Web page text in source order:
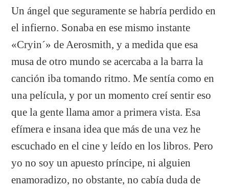
Un ángel que seguramente se habría perdido en
el infierno. Sonaba en ese mismo instante
«Cryin´» de Aerosmith, y a medida que esa
musa de otro mundo se acercaba a la barra la
canción iba tomando ritmo. Me sentía como en
una película, y por un momento creí sentir eso
que la gente llama amor a primera vista. Esa
efímera e insana idea que más de una vez he
escuchado en el cine y leído en los libros. Pero
yo no soy un apuesto príncipe, ni alguien
enamoradizo, no obstante, no cabía duda de